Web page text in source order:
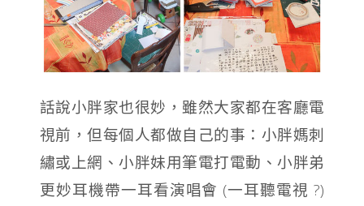
話說小胖家也很妙，雖然大家都在客廳電
視前，但每個人都做自己的事：小胖媽刺
繡或上網、小胖妹用筆電打電動、小胖弟
更妙耳機帶一耳看演唱會 (一耳聽電視 ?)